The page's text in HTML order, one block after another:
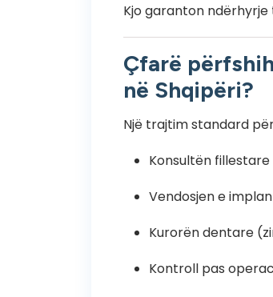
Kjo garanton
Çfarë
në Shqipëri?
Një trajtim standard
Konsultën
Vendosjen e
Kurorën dentare
Kontroll pas